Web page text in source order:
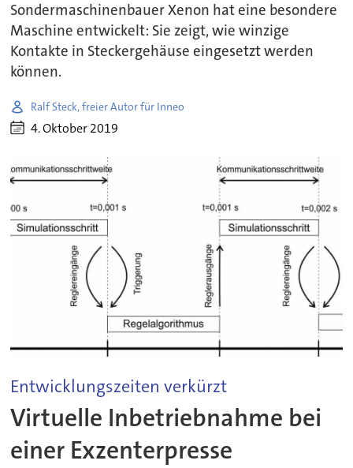
Sondermaschinenbauer Xenon hat eine besondere
Maschine entwickelt: Sie zeigt, wie winzige
Kontakte in Steckergehäuse eingesetzt werden
können.
Ralf Steck, freier Autor für Inneo
4. Oktober 2019
Entwicklungszeiten verkürzt
Virtuelle Inbetriebnahme bei
einer Exzenterpresse